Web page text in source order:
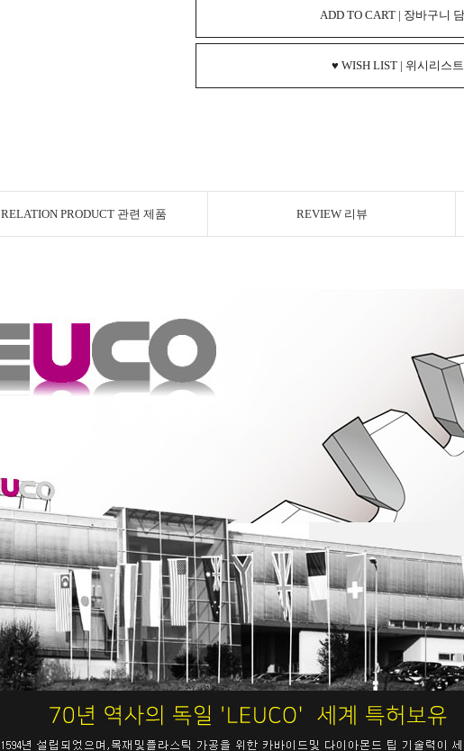
ADD TO CART | 장바구니
♥ WISH LIST | 위시리스트
RELATION PRODUCT 관련 제품 REVIEW 리뷰